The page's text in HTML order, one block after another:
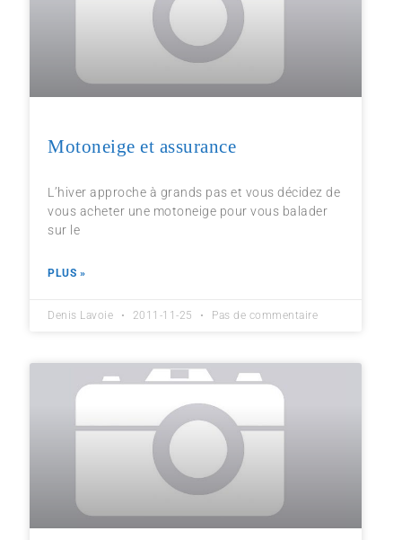
Motoneige et assurance
L’hiver approche à grands pas et vous décidez de
vous acheter une motoneige pour vous balader
sur le
PLUS »
Denis Lavoie 2011-11-25 Pas de commentaire